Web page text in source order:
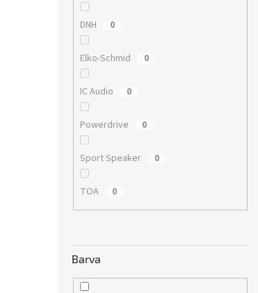
DNH 0
Elko-Schmid 0
IC Audio 0
Powerdrive 0
Sport Speaker 0
TOA 0
Barva